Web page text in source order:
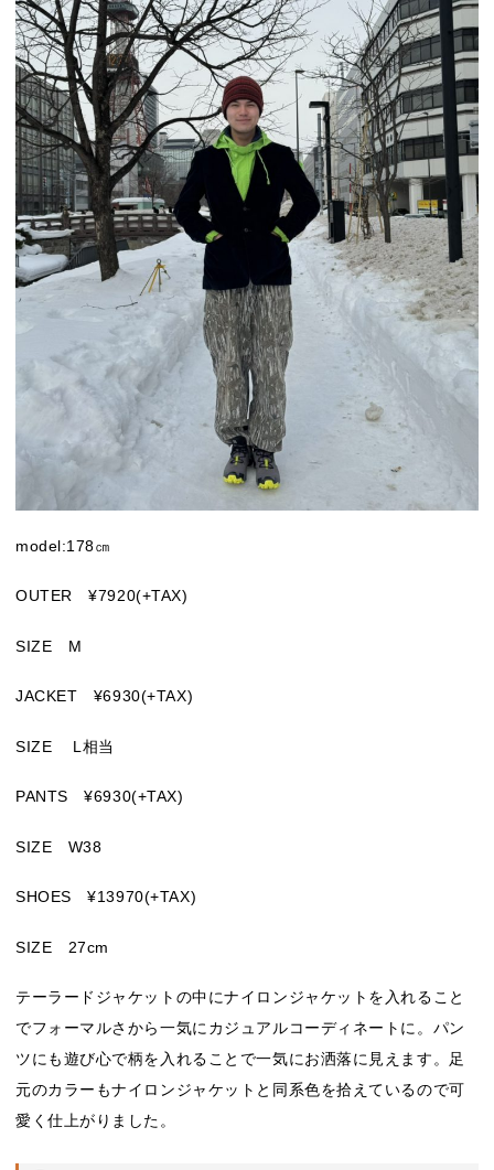
model:178㎝
OUTER ¥7920(+TAX)
SIZE M
JACKET ¥6930(+TAX)
SIZE L相当
PANTS ¥6930(+TAX)
SIZE W38
SHOES ¥13970(+TAX)
SIZE 27cm
テーラードジャケットの中にナイロンジャケットを入れること
でフォーマルさから一気にカジュアルコーディネートに。パン
ツにも遊び心で柄を入れることで一気にお洒落に見えます。足
元のカラーもナイロンジャケットと同系色を拾えているので可
愛く仕上がりました。